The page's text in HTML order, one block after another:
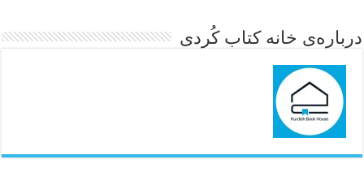
درباره‌ی خانه کتاب کُردی